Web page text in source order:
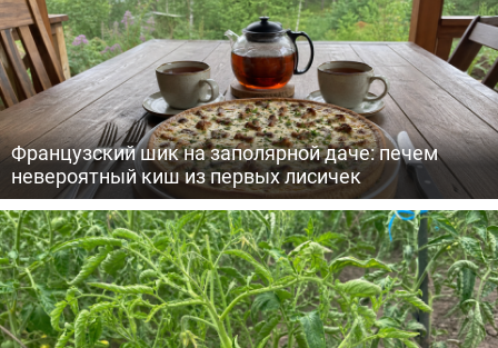
Французский шик на заполярной даче: печем
невероятный киш из первых лисичек